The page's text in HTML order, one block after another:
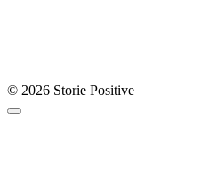
© 2026 Storie Positive